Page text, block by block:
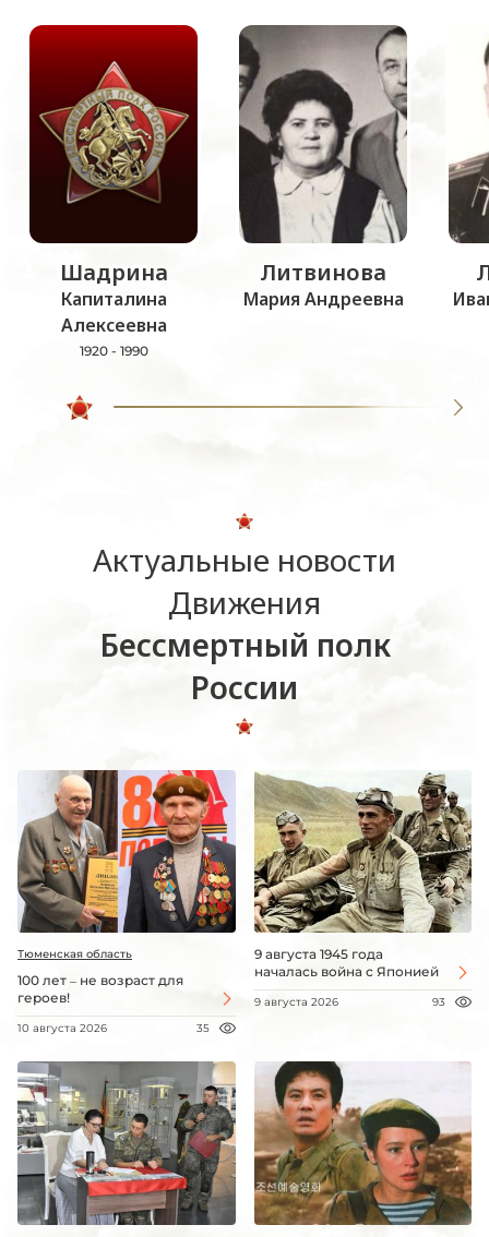
Шадрина
Капиталина
Алексеевна
1920 - 1990
Литвинова
Мария Андреевна
Актуальные новости
Движения
Бессмертный полк
России
Тюменская область
100 лет – не возраст для
героев!
10 августа 2026 35
9 августа 1945 года
началась война с Японией
9 августа 2026 93